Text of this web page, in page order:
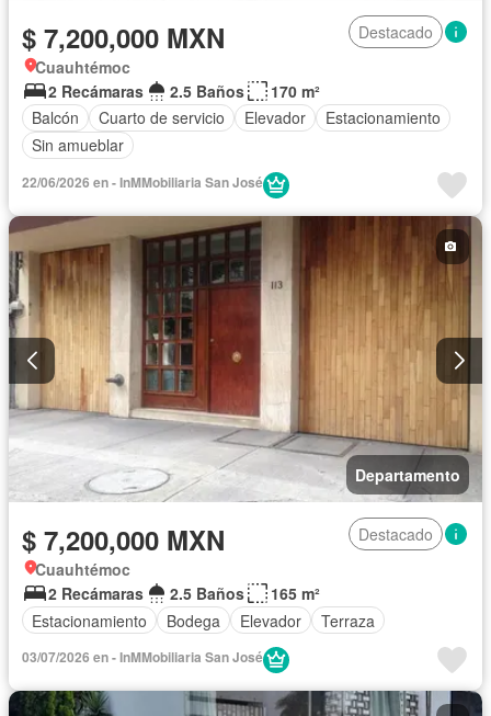
$ 7,200,000 MXN
Destacado
Cuauhtémoc
2 Recámaras
2.5 Baños
170 m²
Balcón
Cuarto de servicio Elevador
Estacionamiento
Sin amueblar
22/06/2026 en - InMMobiliaria San José
Departamento
$ 7,200,000 MXN
Destacado
Cuauhtémoc
2 Recámaras
2.5 Baños
165 m²
Estacionamiento
Bodega Elevador Terraza
03/07/2026 en - InMMobiliaria San José